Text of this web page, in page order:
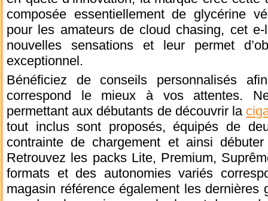
composée essentiellement de glycérine
pour les amateurs de cloud chasing, cet
nouvelles sensations et leur permet
exceptionnel.
Bénéficiez de conseils personnalisés
correspond le mieux à vos attentes.
permettant aux débutants de découvrir la
tout inclus sont proposés, équipés de
contrainte de chargement et ainsi
Retrouvez les packs Lite, Premium,
formats et des autonomies variés
magasin référence également les dernières